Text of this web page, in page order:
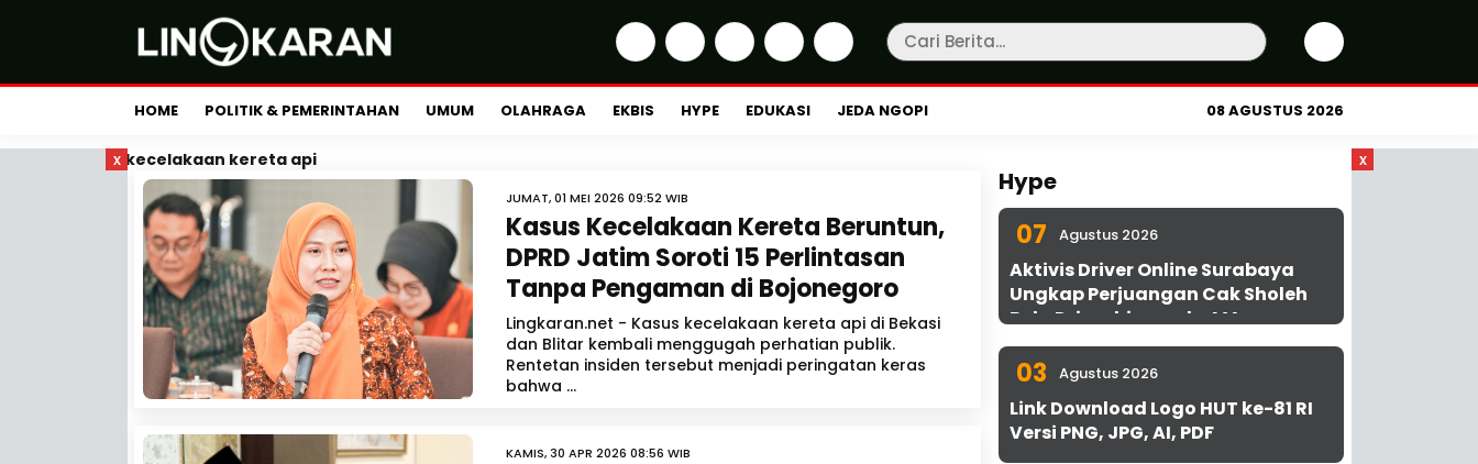
HOME POLITIK & PEMERINTAHAN UMUM OLAHRAGA EKBIS HYPE EDUKASI JEDA NGOPI 08 AGUSTUS 2026
x x
kecelakaan kereta api
JUMAT, 01 MEI 2026 09:52 WIB
Kasus Kecelakaan Kereta Beruntun,
DPRD Jatim Soroti 15 Perlintasan
Tanpa Pengaman di Bojonegoro
Lingkaran.net - Kasus kecelakaan kereta api di Bekasi
dan Blitar kembali menggugah perhatian publik.
Rentetan insiden tersebut menjadi peringatan keras
bahwa ...
KAMIS, 30 APR 2026 08:56 WIB
Hype
07 Agustus 2026
Aktivis Driver Online Surabaya
Ungkap Perjuangan Cak Sholeh
Bela Driver hingga ke MA
03 Agustus 2026
Link Download Logo HUT ke-81 RI
Versi PNG, JPG, AI, PDF